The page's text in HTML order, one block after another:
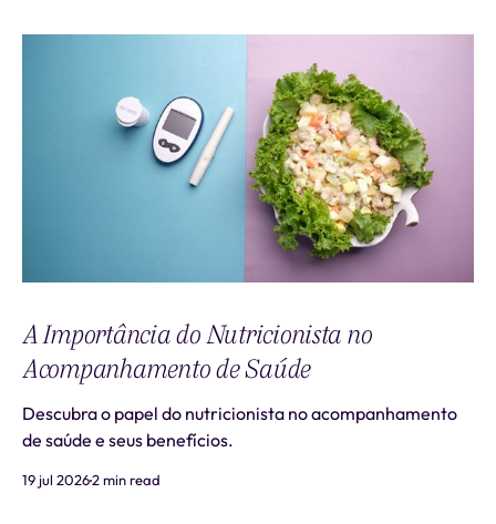
A Importância do Nutricionista no
Acompanhamento de Saúde
Descubra o papel do nutricionista no acompanhamento
de saúde e seus benefícios.
19 jul 20262 min read